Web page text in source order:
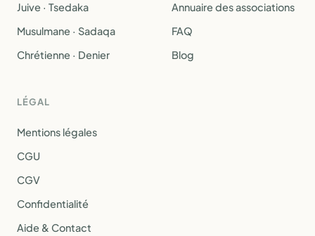
Juive · Tsedaka
Musulmane · Sadaqa
Chrétienne · Denier
Annuaire des associations
FAQ
Blog
LÉGAL
Mentions légales
CGU
CGV
Confidentialité
Aide & Contact